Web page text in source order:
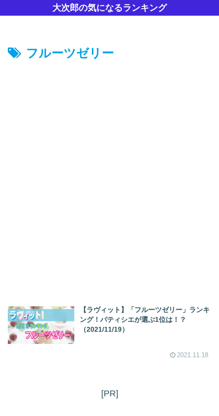
大次郎の気になるランキング
フルーツゼリー
【ラヴィット】「フルーツゼリー」ランキ
ング！パティシエが選ぶ1位は！？
（2021/11/19）
2021.11.18
[PR]